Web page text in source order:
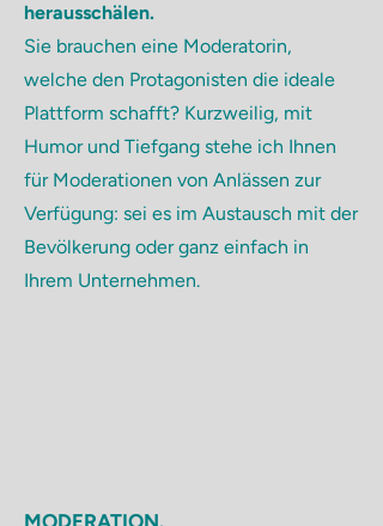
herausschälen.
Sie brauchen eine Moderatorin,
welche den Protagonisten die ideale
Plattform schafft? Kurzweilig, mit
Humor und Tiefgang stehe ich Ihnen
für Moderationen von Anlässen zur
Verfügung: sei es im Austausch mit der
Bevölkerung oder ganz einfach in
Ihrem Unternehmen.
MODERATION.